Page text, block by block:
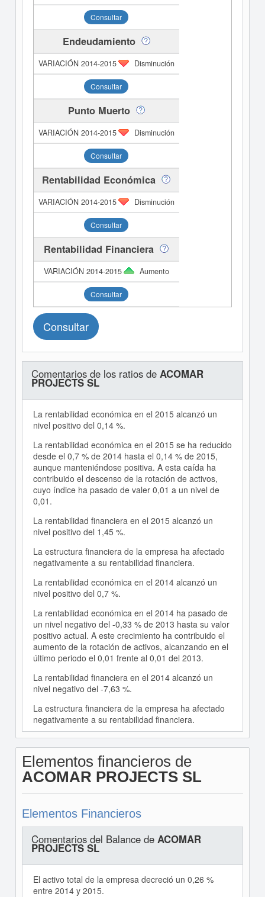
Consultar
Endeudamiento
Disminución
Consultar
Punto Muerto
Disminución
Consultar
Rentabilidad Económica
Disminución
Consultar
Rentabilidad Financiera
Aumento
Consultar
Consultar
Comentarios de los ratios de ACOMAR
PROJECTS SL
La rentabilidad económica en el 2015 alcanzó un
nivel positivo del 0,14 %.
La rentabilidad económica en el 2015 se ha reducido
desde el 0,7 % de 2014 hasta el 0,14 % de 2015,
aunque manteniéndose positiva. A esta caída ha
contribuido el descenso de la rotación de activos,
cuyo índice ha pasado de valer 0,01 a un nivel de
0,01.
La rentabilidad financiera en el 2015 alcanzó un
nivel positivo del 1,45 %.
La estructura financiera de la empresa ha afectado
negativamente a su rentabilidad financiera.
La rentabilidad económica en el 2014 alcanzó un
nivel positivo del 0,7 %.
La rentabilidad económica en el 2014 ha pasado de
un nivel negativo del -0,33 % de 2013 hasta su valor
positivo actual. A este crecimiento ha contribuido el
aumento de la rotación de activos, alcanzando en el
último periodo el 0,01 frente al 0,01 del 2013.
La rentabilidad financiera en el 2014 alcanzó un
nivel negativo del -7,63 %.
La estructura financiera de la empresa ha afectado
negativamente a su rentabilidad financiera.
Elementos financieros de
ACOMAR PROJECTS SL
Elementos Financieros
Comentarios del Balance de ACOMAR
PROJECTS SL
El activo total de la empresa decreció un 0,26 %
entre 2014 y 2015.